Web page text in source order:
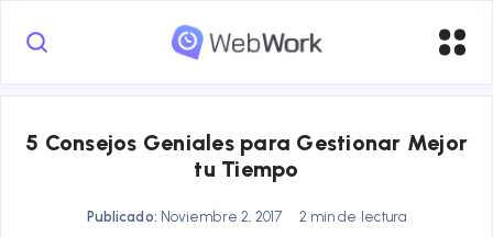
5 Consejos Geniales para Gestionar Mejor
tu Tiempo
Publicado: Noviembre 2, 2017 2 min de lectura